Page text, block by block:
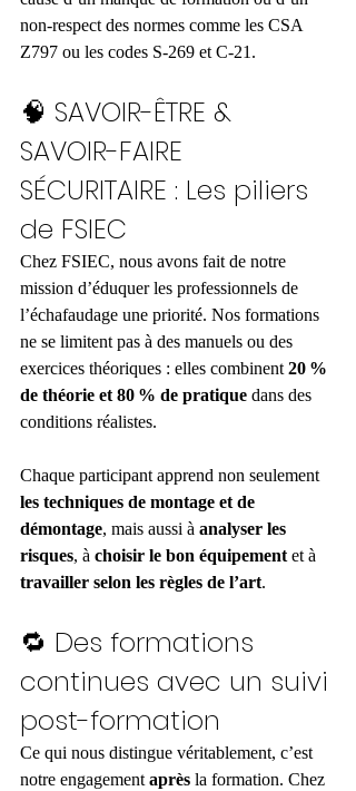
non-respect des normes comme les CSA
Z797 ou les codes S-269 et C-21.
🧠 SAVOIR-ÊTRE &
SAVOIR-FAIRE
SÉCURITAIRE : Les piliers
de FSIEC
Chez FSIEC, nous avons fait de notre
mission d’éduquer les professionnels de
l’échafaudage une priorité. Nos formations
ne se limitent pas à des manuels ou des
exercices théoriques : elles combinent 20 %
de théorie et 80 % de pratique dans des
conditions réalistes.
Chaque participant apprend non seulement
les techniques de montage et de
démontage, mais aussi à analyser les
risques, à choisir le bon équipement et à
travailler selon les règles de l’art.
🔁 Des formations
continues avec un suivi
post-formation
Ce qui nous distingue véritablement, c’est
notre engagement après la formation. Chez